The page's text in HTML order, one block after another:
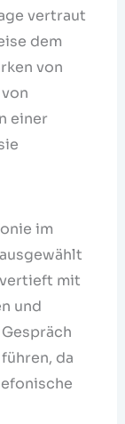
vertraut
dem
von
einer
im
mit
und
da